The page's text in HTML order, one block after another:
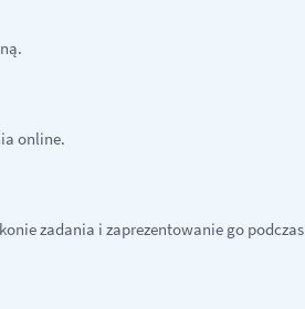
online.
zadania i zaprezentowanie go podczas